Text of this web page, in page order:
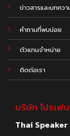
ข่าวสารและบทควา
.
คำถามที่พบบ่อย
ตัวแทนจำหน่าย
ติดต่อเรา
บริษัท โปรเฟ
Thai Speaker